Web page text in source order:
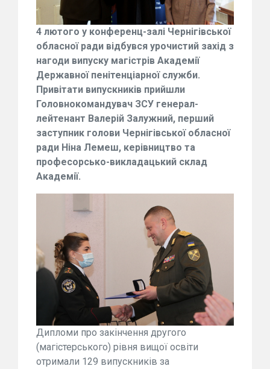
4 лютого у конференц-залі Чернігівської
обласної ради відбувся урочистий захід з
нагоди випуску магістрів Академії
Державної пенітенціарної служби.
Привітати випускників прийшли
Головнокомандувач ЗСУ генерал-
лейтенант Валерій Залужний, перший
заступник голови Чернігівської обласної
ради Ніна Лемеш, керівництво та
професорсько-викладацький склад
Академії.
Дипломи про закінчення другого
(магістерського) рівня вищої освіти
отримали 129 випускників за